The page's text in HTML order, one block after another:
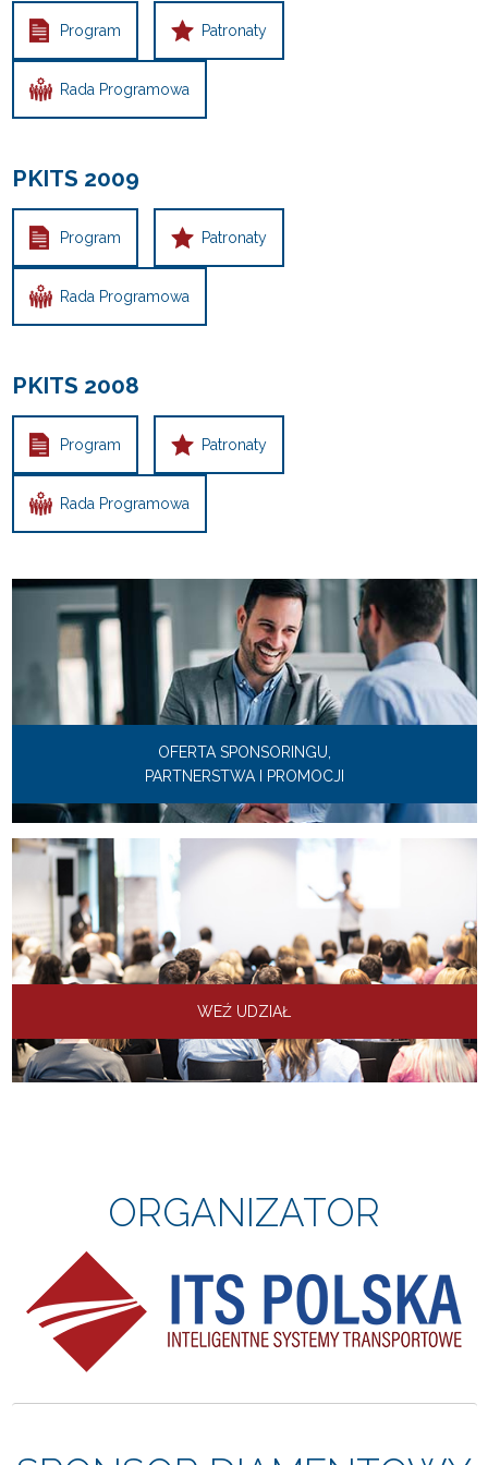
Program Patronaty
Rada Programowa
PKITS 2009
Program Patronaty
Rada Programowa
PKITS 2008
Program Patronaty
Rada Programowa
OFERTA SPONSORINGU,
PARTNERSTWA I PROMOCJI
WEŹ UDZIAŁ
ORGANIZATOR